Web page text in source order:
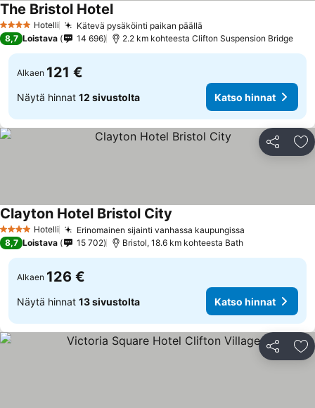
4 Tähtiluokitus
Hotelli Kätevä pysäköinti paikan päällä
The Bristol Hotel
8,7 Loistava 14 696 2.2 km kohteesta Clifton Suspension Bridge
Alkaen 121 €
Näytä hinnat 12 sivustolta Katso hinnat
Jaa
4 Tähtiluokitus
Hotelli Erinomainen sijainti vanhassa kaupungissa
Clayton Hotel Bristol City
8,7 Loistava 15 702 Bristol, 18.6 km kohteesta Bath
Alkaen 126 €
Näytä hinnat 13 sivustolta Katso hinnat
Jaa